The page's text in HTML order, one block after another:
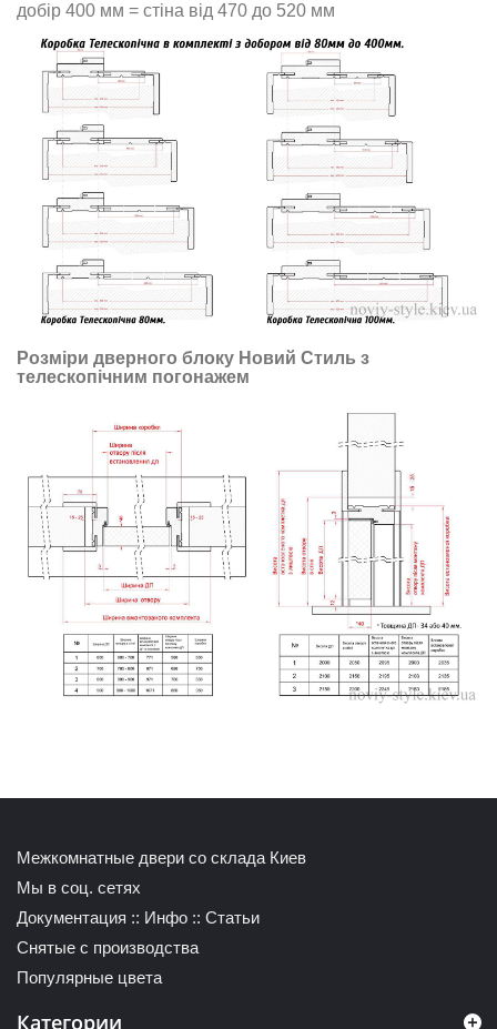
добір 400 мм = стіна від 470 до 520 мм
Розміри дверного блоку Новий Стиль з
телескопічним погонажем
Межкомнатные двери со склада Киев
Мы в соц. сетях
Документация :: Инфо :: Статьи
Снятые с производства
Популярные цвета
Категории